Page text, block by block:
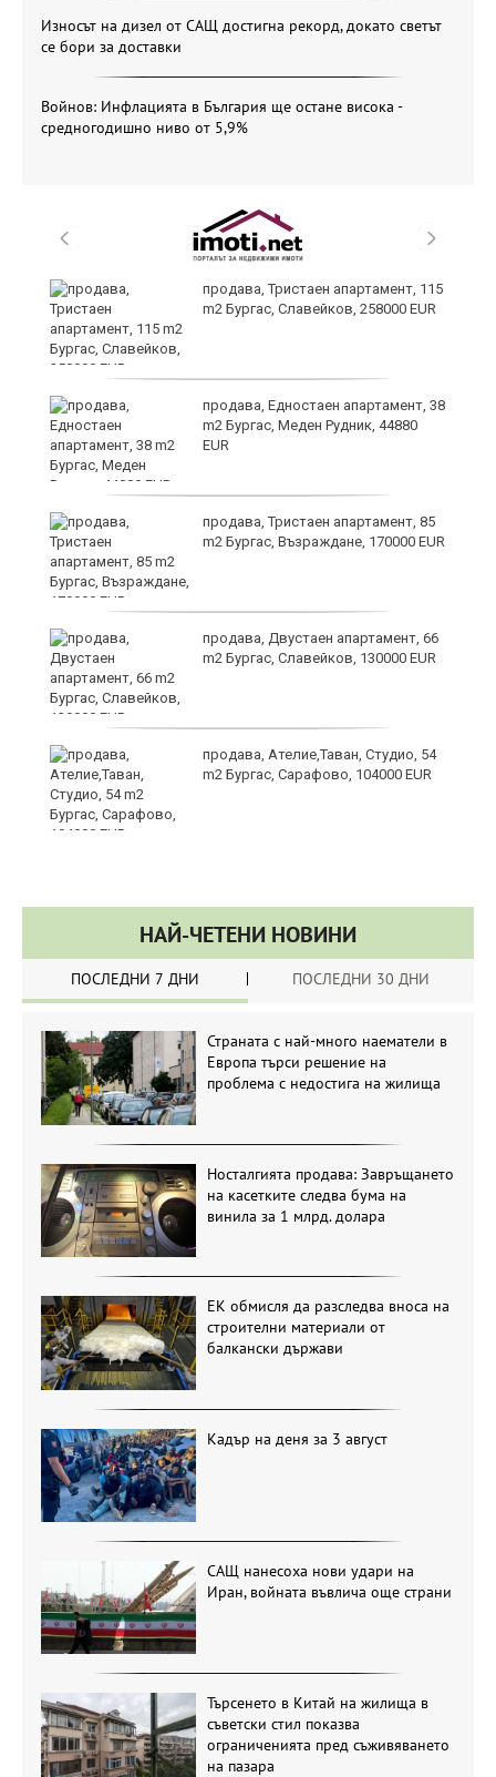
Износът на дизел от САЩ достигна рекорд, докато светът
се бори за доставки
Войнов: Инфлацията в България ще остане висока -
средногодишно ниво от 5,9%
продава, Тристаен апартамент, 115
m2 Бургас, Славейков, 258000 EUR
продава, Едностаен апартамент, 38
m2 Бургас, Меден Рудник, 44880
EUR
продава, Тристаен апартамент, 85
m2 Бургас, Възраждане, 170000 EUR
продава, Двустаен апартамент, 66
m2 Бургас, Славейков, 130000 EUR
продава, Ателие,Таван, Студио, 54
m2 Бургас, Сарафово, 104000 EUR
НАЙ-ЧЕТЕНИ НОВИНИ
ПОСЛЕДНИ 7 ДНИ ПОСЛЕДНИ 30 ДНИ
Страната с най-много наематели в
Европа търси решение на
проблема с недостига на жилища
Носталгията продава: Завръщането
на касетките следва бума на
винила за 1 млрд. долара
ЕК обмисля да разследва вноса на
строителни материали от
балкански държави
Кадър на деня за 3 август
САЩ нанесоха нови удари на
Иран, войната въвлича още страни
Търсенето в Китай на жилища в
съветски стил показва
ограниченията пред съживяването
на пазара